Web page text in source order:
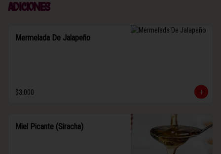
Adiciones
Mermelada De Jalapeño
$3.000
Miel Picante (Siracha)